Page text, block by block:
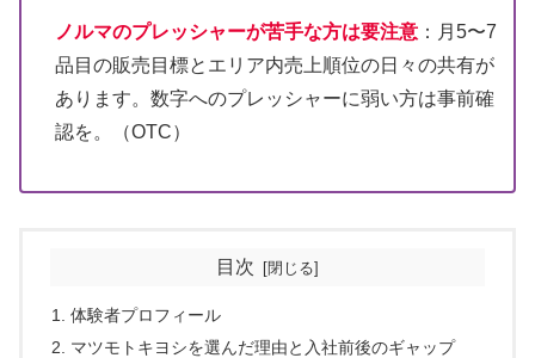
ノルマのプレッシャーが苦手な方は要注意 ：月5〜7
品目の販売目標とエリア内売上順位の日々の共有が
あります。数字へのプレッシャーに弱い方は事前確
認を。（OTC）
目次
体験者プロフィール
マツモトキヨシを選んだ理由と入社前後のギャップ